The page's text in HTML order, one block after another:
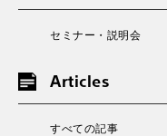
セミナー・説明会
Articles
すべての記事